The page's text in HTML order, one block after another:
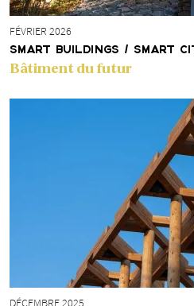
FÉVRIER 2026
SMART BUILDINGS / SMART
Bâtiment du futur
DÉCEMBRE 2025